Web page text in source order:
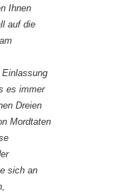
Ihnen
auf die
es immer
Dreien
Mordtaten
sich an